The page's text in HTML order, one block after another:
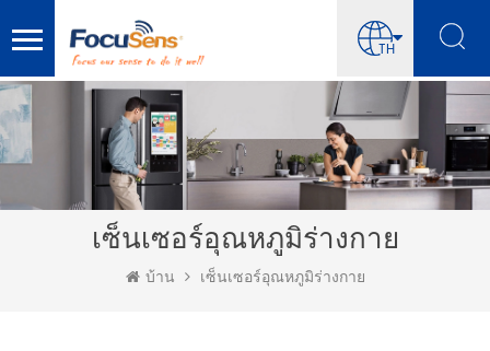
TH
เซ็นเซอร์อุณหภูมิร่างกาย
บ้าน เซ็นเซอร์อุณหภูมิร่างกาย